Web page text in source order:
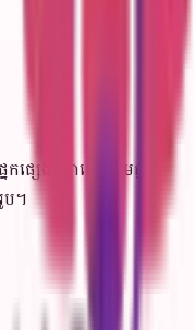
ៗគ្នាធ្វើការរួមគ្នា
ប។